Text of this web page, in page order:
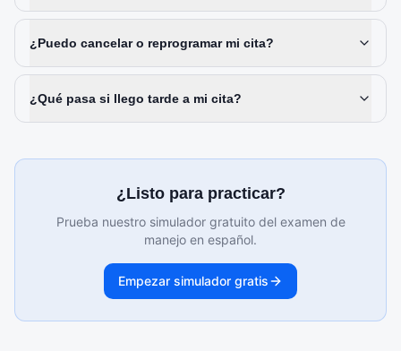
¿Puedo cancelar o reprogramar mi cita?
¿Qué pasa si llego tarde a mi cita?
¿Listo para practicar?
Prueba nuestro simulador gratuito del examen de
manejo en español.
Empezar simulador gratis